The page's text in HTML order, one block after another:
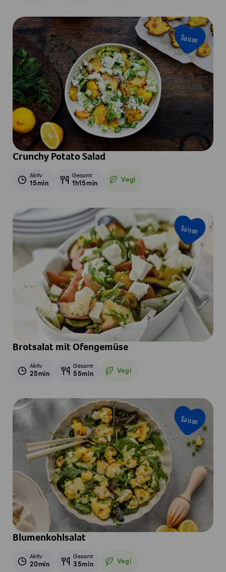
Saison
Crunchy Potato Salad
Aktiv
15min
Gesamt
1h15min Vegi
Vegetarisch
Saison
Brotsalat mit Ofengemüse
Aktiv
25min
Gesamt
55min Vegi
Vegetarisch
Saison
Blumenkohlsalat
Aktiv
20min
Gesamt
35min Vegi
Vegetarisch